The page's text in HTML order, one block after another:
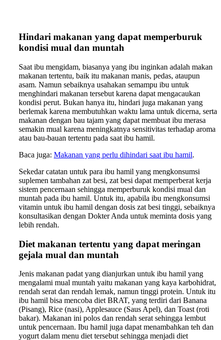
Hindari makanan yang dapat memperburuk
kondisi mual dan muntah
Saat ibu mengidam, biasanya yang ibu inginkan adalah makan
makanan tertentu, baik itu makanan manis, pedas, ataupun
asam. Namun sebaiknya usahakan semampu ibu untuk
menghindari makanan tersebut karena dapat mengacaukan
kondisi perut. Bukan hanya itu, hindari juga makanan yang
berlemak karena membutuhkan waktu lama untuk dicerna, serta
makanan dengan bau tajam yang dapat membuat ibu merasa
semakin mual karena meningkatnya sensitivitas terhadap aroma
atau bau-bauan tertentu pada saat ibu hamil.
Baca juga: Makanan yang perlu dihindari saat ibu hamil.
Sekedar catatan untuk para ibu hamil yang mengkonsumsi
suplemen tambahan zat besi, zat besi dapat memperberat kerja
sistem pencernaan sehingga memperburuk kondisi mual dan
muntah pada ibu hamil. Untuk itu, apabila ibu mengkonsumsi
vitamin untuk ibu hamil dengan dosis zat besi tinggi, sebaiknya
konsultasikan dengan Dokter Anda untuk meminta dosis yang
lebih rendah.
Diet makanan tertentu yang dapat meringan
gejala mual dan muntah
Jenis makanan padat yang dianjurkan untuk ibu hamil yang
mengalami mual muntah yaitu makanan yang kaya karbohidrat,
rendah serat dan rendah lemak, namun tinggi protein. Untuk itu
ibu hamil bisa mencoba diet BRAT, yang terdiri dari Banana
(Pisang), Rice (nasi), Applesauce (Saus Apel), dan Toast (roti
bakar). Makanan ini polos dan rendah serat sehingga lembut
untuk pencernaan. Ibu hamil juga dapat menambahkan teh dan
yogurt dalam menu diet tersebut sehingga menjadi diet